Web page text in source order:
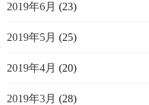
2019年6月 (23)
2019年5月 (25)
2019年4月 (20)
2019年3月 (28)